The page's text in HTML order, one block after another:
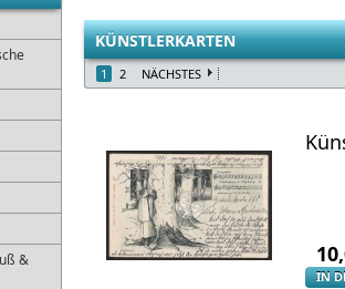
&
KÜNSTLERKARTEN
1 2 NÄCHSTES
IN